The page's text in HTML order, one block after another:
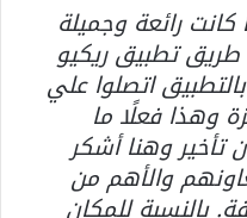
كانت رائعة وجميلة
تطبيق ريكيو
اتصلوا علي
وهذا فعلًا ما
وهنا أشكر
والأهم من
بالنسبة للمكان